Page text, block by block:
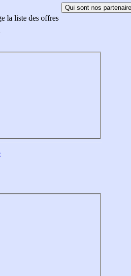
la liste des offres
Qui sont nos